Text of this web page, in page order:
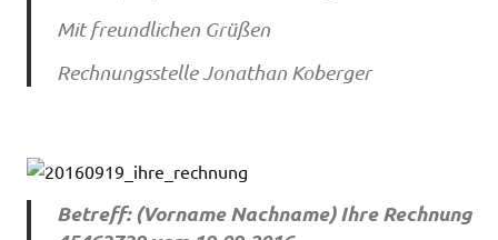
Mit freundlichen Grüßen
Rechnungsstelle Jonathan Koberger
Betreff: (Vorname Nachname) Ihre Rechnung